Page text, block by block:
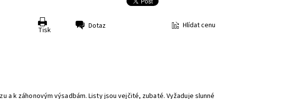
Tisk Dotaz Hlídat cenu
a k záhonovým výsadbám. Listy jsou vejčité, zubaté. Vyžaduje slunné